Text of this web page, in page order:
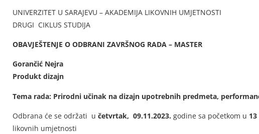
UNIVERZITET U SARAJEVU – AKADEMIJA LIKOVNIH UMJETNOSTI
DRUGI CIKLUS STUDIJA
OBAVJEŠTENJE O ODBRANI ZAVRŠNOG RADA – MASTER
Gorančić Nejra
Produkt dizajn
Tema rada: Prirodni učinak na dizajn upotrebnih predmeta,
Odbrana će se održati u četvrtak, 09.11.2023. godine sa početkom u
likovnih umjetnosti